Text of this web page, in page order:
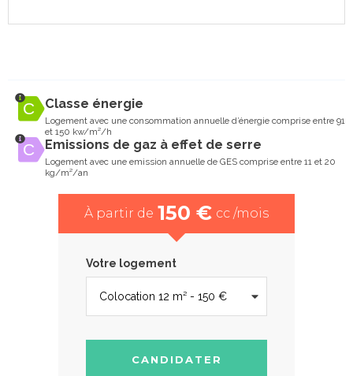
Classe énergie
Logement avec une consommation annuelle d’énergie comprise entre 91
et 150 kw/m²/h
Emissions de gaz à effet de serre
Logement avec une emission annuelle de GES comprise entre 11 et 20
kg/m²/an
À partir de 150 € cc /mois
Votre logement
CANDIDATER